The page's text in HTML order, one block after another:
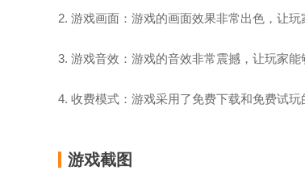
2. 游戏画面：游戏的画面效果非常出色，让玩
3. 游戏音效：游戏的音效非常震撼，让玩家能
4. 收费模式：游戏采用了免费下载和免费试
游戏截图